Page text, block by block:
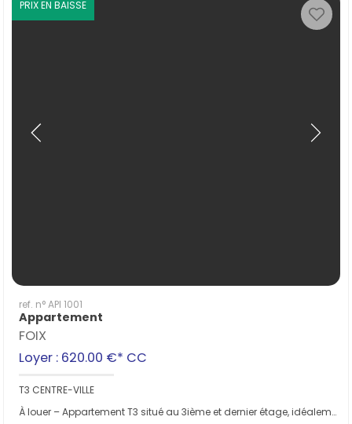
PRIX EN BAISSE
ref. n° API 1001
Appartement
FOIX
Loyer : 620.00 €* CC
T3 CENTRE-VILLE
À louer – Appartement T3 situé au 3ième et dernier étage, idéalement placé à proximité immédiate des...